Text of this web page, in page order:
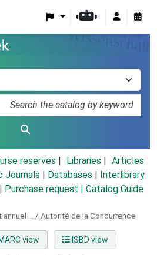
reserves Libraries
Articles
Journals Databases
Interlibrary
Purchase request | Catalog Guide
annuel ... / Autorité de la Concurrence
view ISBD view